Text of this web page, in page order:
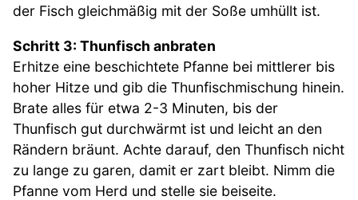
der Fisch gleichmäßig mit der Soße umhüllt ist.
Schritt 3: Thunfisch anbraten
Erhitze eine beschichtete Pfanne bei mittlerer bis
hoher Hitze und gib die Thunfischmischung hinein.
Brate alles für etwa 2-3 Minuten, bis der
Thunfisch gut durchwärmt ist und leicht an den
Rändern bräunt. Achte darauf, den Thunfisch nicht
zu lange zu garen, damit er zart bleibt. Nimm die
Pfanne vom Herd und stelle sie beiseite.